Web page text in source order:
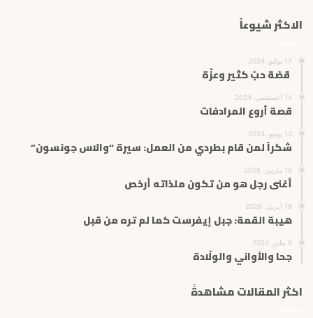
الاكثر شيوعاً
17 يوليو، 2024
قصّة حبّ كثير وعزّة
14 أغسطس، 2024
قصة أروع المرادفات
13 يونيو، 2024
شكراً لمن قام بطردي من العمل: سيرة “والاس جونسون”
18 مارس، 2026
أغنى رجل هو من تكون ملذاته أرخص
19 أبريل، 2026
هيبة القمة: جبل إيفرست كما لم تره من قبل
9 يناير، 2024
جحا والأواني والولّادة
اكثر المقالات مشاهدةً